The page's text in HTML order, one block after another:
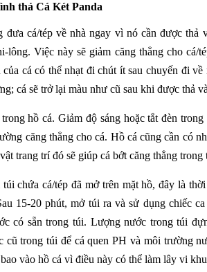
thả Cá Két Panda
đưa cá/tép về nhà ngay vì nó cần được thả
lông. Việc này sẽ giảm căng thẳng cho
cá có thể nhạt đi chút ít sau chuyến đi
cá sẽ trở lại màu như cũ sau khi được thả
hồ cá. Giảm độ sáng hoặc tắt đèn
căng thẳng cho cá. Hồ cá cũng cần có
trang trí đó sẽ giúp cá bớt căng thẳng
chứa cá/tép đã mở trên mặt hồ, đây là
15-20 phút, mở túi ra và sử dụng chiếc
có sẵn trong túi. Lượng nước trong túi
cũ trong túi để cá quen PH và môi trường
vào hồ cá vì điều này có thể làm lây vi